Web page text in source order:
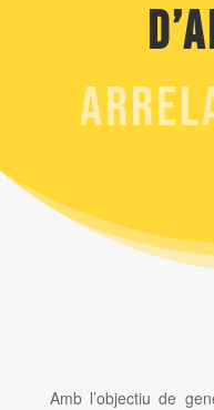
Amb l’objectiu de